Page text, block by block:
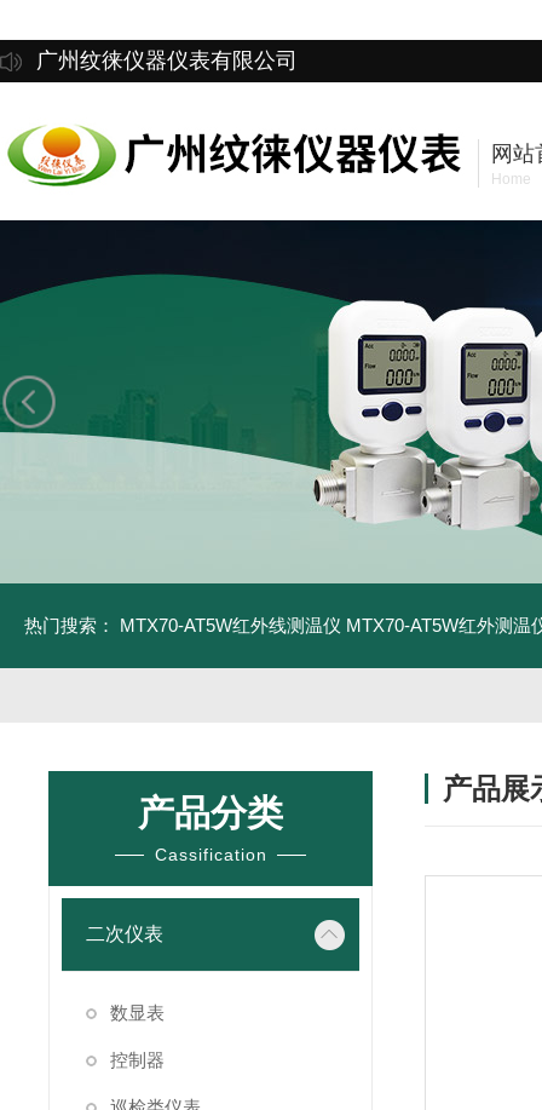
广州纹徕仪器仪表有限公司
网站
Home
热门搜索： MTX70-AT5W红外线测温仪 MTX70-AT5W红外测温
产品分类
Cassification
二次仪表
数显表
控制器
产品展